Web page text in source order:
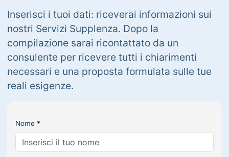
Inserisci i tuoi dati: riceverai informazioni sui
nostri Servizi Supplenza. Dopo la
compilazione sarai ricontattato da un
consulente per ricevere tutti i chiarimenti
necessari e una proposta formulata sulle tue
reali esigenze.
Nome *